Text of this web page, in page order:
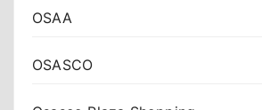
OSAA
OSASCO